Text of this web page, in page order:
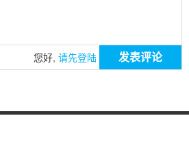
您好, 请先登陆 发表评论